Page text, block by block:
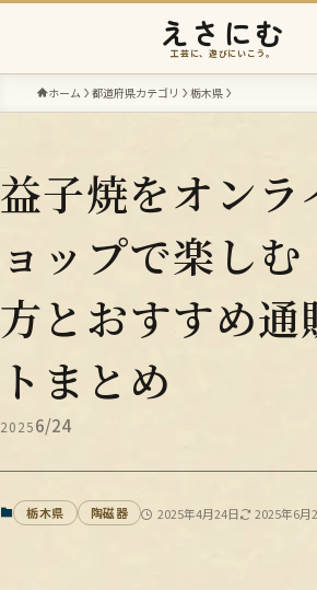
えさにむ
工芸に、遊びにいこう。
ホーム 都道府県カテゴリ 栃木県
益子焼をオンラ
ョップで楽しむ
方とおすすめ通
トまとめ
20256/24
栃木県 陶磁器 2025年4月24日 2025年6月